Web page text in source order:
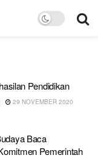
Pendidikan
29 NOVEMBER 2020
Baca
Pemerintah